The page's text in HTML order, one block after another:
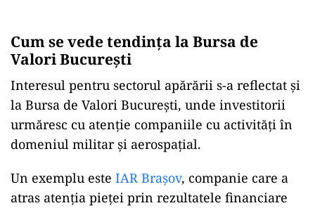
Cum se vede tendința la Bursa de
Valori București
Interesul pentru sectorul apărării s-a reflectat și
la Bursa de Valori București, unde investitorii
urmăresc cu atenție companiile cu activități în
domeniul militar și aerospațial.
Un exemplu este IAR Brașov, companie care a
atras atenția pieței prin rezultatele financiare